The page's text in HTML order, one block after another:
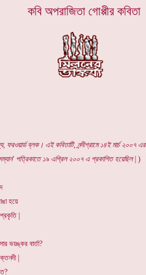
কবি অপরাজিতা গোপ্পীর কবিতা
ফরওয়ার্ড ব্লক। এই কবিতাটি, নন্দীগ্রামে ১৪ই মার্চ ২০০৭ এর
পত্রিকাতে ১৯ এপ্রিল ২০০৭ এ প্রকাশিত হয়েছিল | )
হয়ে
|
ভয়ঙ্কর বার্তা?
|